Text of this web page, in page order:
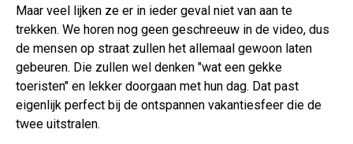
Maar veel lijken ze er in ieder geval niet van aan te
trekken. We horen nog geen geschreeuw in de video, dus
de mensen op straat zullen het allemaal gewoon laten
gebeuren. Die zullen wel denken "wat een gekke
toeristen" en lekker doorgaan met hun dag. Dat past
eigenlijk perfect bij de ontspannen vakantiesfeer die de
twee uitstralen.